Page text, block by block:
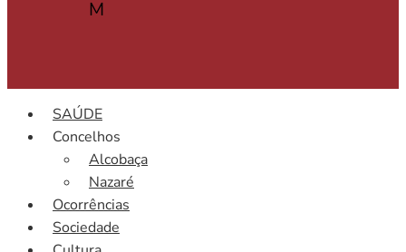
M
SAÚDE
Concelhos
Alcobaça
Nazaré
Ocorrências
Sociedade